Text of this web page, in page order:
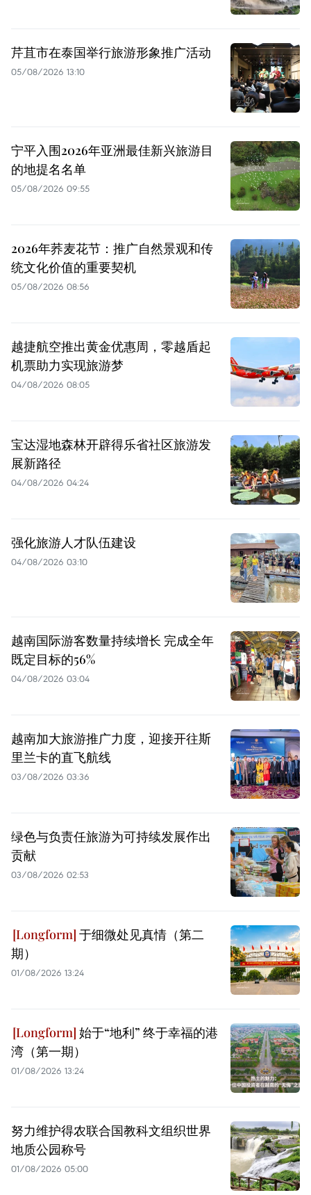
芹苴市在泰国举行旅游形象推广活动
05/08/2026 13:10
宁平入围2026年亚洲最佳新兴旅游目
的地提名名单
05/08/2026 09:55
2026年荞麦花节：推广自然景观和传
统文化价值的重要契机
05/08/2026 08:56
越捷航空推出黄金优惠周，零越盾起
机票助力实现旅游梦
04/08/2026 08:05
宝达湿地森林开辟得乐省社区旅游发
展新路径
04/08/2026 04:24
强化旅游人才队伍建设
04/08/2026 03:10
越南国际游客数量持续增长 完成全年
既定目标的56%
04/08/2026 03:04
越南加大旅游推广力度，迎接开往斯
里兰卡的直飞航线
03/08/2026 03:36
绿色与负责任旅游为可持续发展作出
贡献
03/08/2026 02:53
于细微处见真情（第二
期）
01/08/2026 13:24
始于“地利” 终于幸福的港
湾（第一期）
01/08/2026 13:24
努力维护得农联合国教科文组织世界
地质公园称号
01/08/2026 05:00